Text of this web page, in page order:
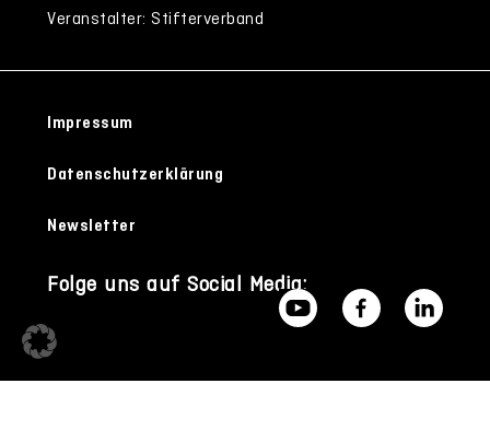
Veranstalter: Stifterverband
Impressum
Datenschutzerklärung
Newsletter
Folge uns auf Social Media: